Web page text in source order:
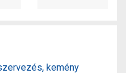
kemény